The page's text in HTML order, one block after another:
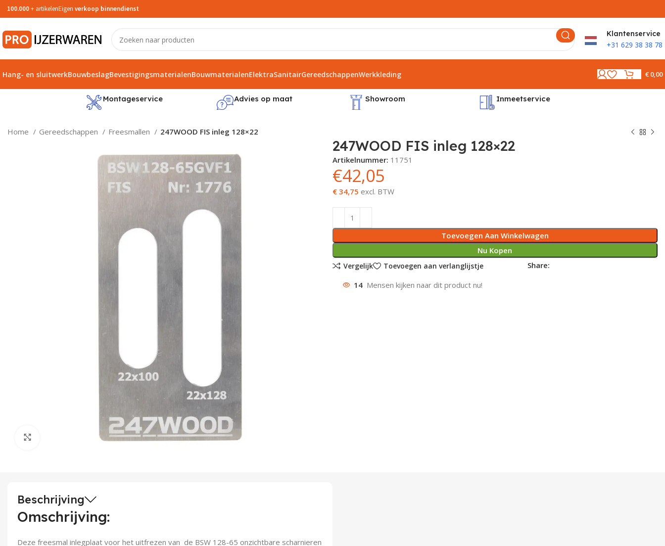
100.000+ artikelenEigen verkoop binnendienst
Klantenservice
+31 629 38 38 78
Hang- en sluitwerkBouwbeslagBevestigingsmaterialenBouwmaterialenElektraSanitairGereedschappenWerkkleding €0,00
Montageservice Advies op maat Showroom Inmeetservice
Home Gereedschappen Freesmallen 247WOOD FIS inleg 128×22
Klik om te vergroten
247WOOD FIS inleg 128×22
Artikelnummer: 11751
€42,05
€ 34,75 excl. BTW
Toevoegen Aan Winkelwagen
Nu Kopen
Vergelijk Toevoegen aan verlanglijstje Share:
14 Mensen kijken naar dit product nu!
Beschrijving
Omschrijving:
Deze freesmal inlegplaat voor het uitfrezen van de BSW 128-65 onzichtbare scharnieren